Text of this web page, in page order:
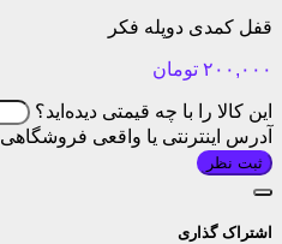
قفل کمدی دوپله فکر
۲۰۰,۰۰۰ تومان
این کالا را با چه قیمتی دیده‌اید؟
آدرس اینترنتی یا واقعی فروشگاهی
ثبت نظر
اشتراک گذاری